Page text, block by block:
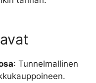
: Tunnelmallinen